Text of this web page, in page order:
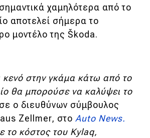
χαμηλότερα από το
αποτελεί σήμερα το
μοντέλο της Škoda.
κενό στην γκάμα κάτω από το
θα μπορούσε να καλύψει το
ο διευθύνων σύμβουλος
Zellmer, στο Auto News.
το κόστος του Kylaq,